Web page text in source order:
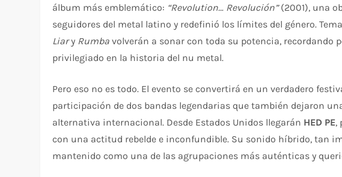
álbum más emblemático: “Revolution… Revolución”(2001), una
seguidores del metal latino y redefinió los límites del género.
Liary Rumba volverán a sonar con toda su potencia, recordando
privilegiado en la historia del nu metal.
Pero eso no es todo. El evento se convertirá en un verdadero
participación de dos bandas legendarias que también dejaron
alternativa internacional. Desde Estados Unidos llegarán HED PE,
con una actitud rebelde e inconfundible. Su sonido híbrido, tan
mantenido como una de las agrupaciones más auténticas y